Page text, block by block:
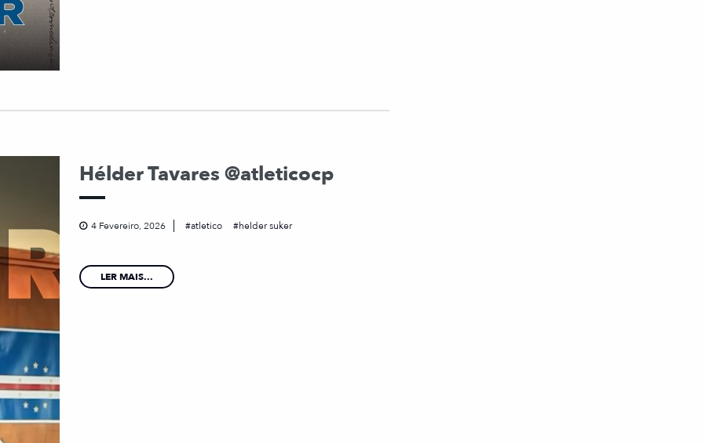
Hélder Tavares @atleticocp
4 Fevereiro, 2026 atletico helder suker
LER MAIS...